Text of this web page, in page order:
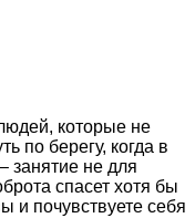
которые не
по берегу, когда в
занятие не для
спасет хотя бы
и почувствуете себя